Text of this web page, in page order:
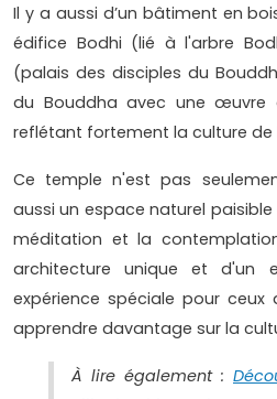
Il y a aussi d’un bâtiment en
édifice Bodhi (lié à l'arbre
(palais des disciples du
du Bouddha avec une œuvre
reflétant fortement la culture de
Ce temple n'est pas
aussi un espace naturel
méditation et la
architecture unique et d'un
expérience spéciale pour
apprendre davantage sur la
À lire également :